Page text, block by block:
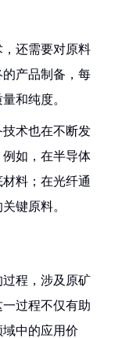
还需要对原料
产品制备，每
和纯度。
术也在不断发
如，在半导体
料；在光纤通
键原料。
程，涉及原矿
过程不仅有助
中的应用价